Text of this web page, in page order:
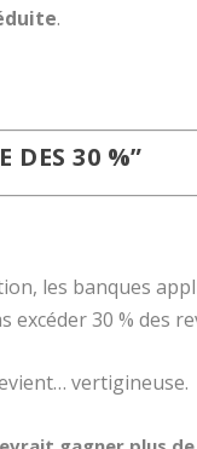
.
DES 30 %”
les banques
30 % des
vertigineuse.